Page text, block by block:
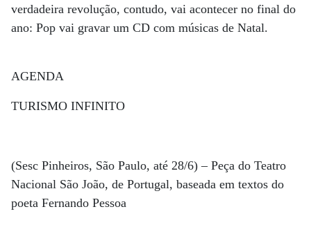
verdadeira revolução, contudo, vai acontecer no final do
ano: Pop vai gravar um CD com músicas de Natal.
AGENDA
TURISMO INFINITO
(Sesc Pinheiros, São Paulo, até 28/6) – Peça do Teatro
Nacional São João, de Portugal, baseada em textos do
poeta Fernando Pessoa